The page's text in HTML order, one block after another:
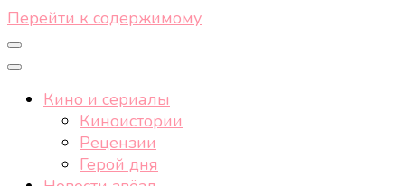
Перейти к содержимому
Кино и сериалы
Киноистории
Рецензии
Герой дня